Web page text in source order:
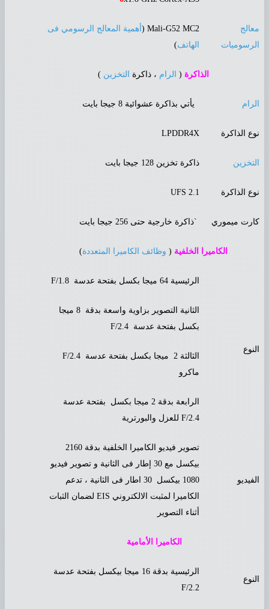
Mali-G52 MC2 ( أهمية المعالج الرسومي فى
الهاتف)
الذاكرة(الرام، ذاكرةالتخزين )
يأتي بذاكرة عشوائية 8 جيجا بايت
الذاكرة LPDDR4X
ذاكرة تخزين 128 جيجا بايت
الذاكرة UFS 2.1
ميموري `ذاكرة خارجية حتى 256 جيجا بايت
الكاميرا الخلفية(وظائف الكاميرا المتعددة)
الرئيسية 64 ميجا بكسل بفتحة عدسة F/1.8
الثانية التصوير بزاوية واسعة بدقة 8 ميجا
بكسل بفتحة عدسة F/2.4
الثالثة 2 ميجا بكسل بفتحة عدسة F/2.4
ماكرو
الرابعة بدقة 2 ميجا بكسل بفتحة عدسة
F/2.4 للعزل والبورترية
تصوير فيديو الكاميرا الخلفية بدقة 2160
بيكسل مع 30 إطار فى الثانية و تصوير فيديو
1080 بيكسل 30 اطار فى الثانية ، تدعم
الكاميرا لمثبت الالكتروني EIS لضمان الثبات
أثناء التصوير
الكاميرا الأمامية
الرئيسية بدقة 16 ميجا بيكسل بفتحة عدسة
F/2.2